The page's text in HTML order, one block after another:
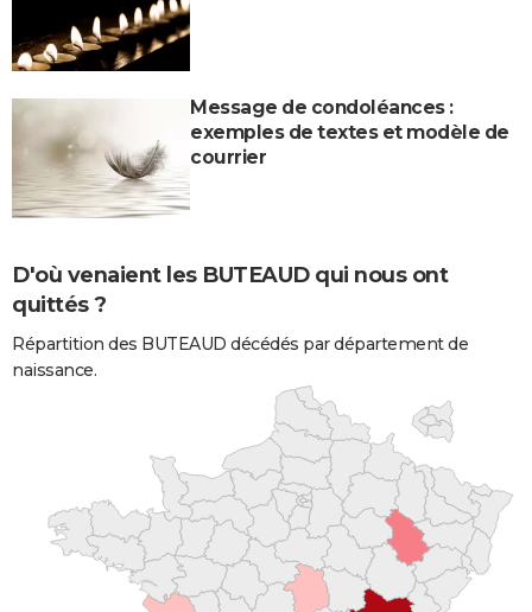
Message de condoléances :
exemples de textes et modèle de
courrier
D'où venaient les BUTEAUD qui nous ont
quittés ?
Répartition des BUTEAUD décédés par département de
naissance.